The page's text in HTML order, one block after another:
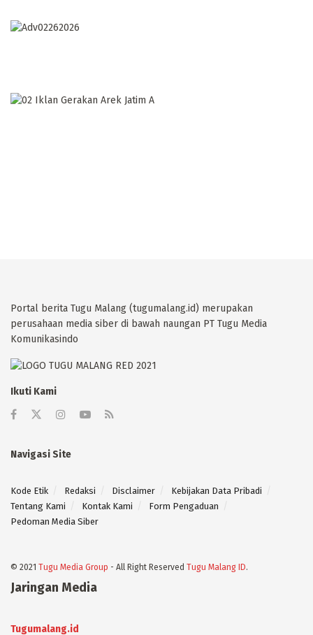
Portal berita Tugu Malang (tugumalang.id) merupakan
perusahaan media siber di bawah naungan PT Tugu Media
Komunikasindo
Ikuti Kami
Navigasi Site
Kode Etik Redaksi Disclaimer
Kebijakan Data Pribadi
Tentang Kami
Kontak Kami
Form Pengaduan
Pedoman Media Siber
© 2021 Tugu Media Group - All Right Reserved Tugu Malang ID.
Jaringan Media
Tugumalang.id